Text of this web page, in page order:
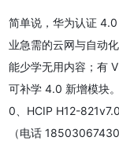
简单说，华为认证
业急需的云网与自动
能少学无用内容；有
可补学 4.0 新增模块
0、HCIP H12-
（电话